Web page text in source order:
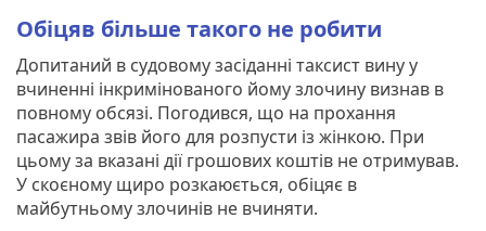
Обіцяв більше такого не робити
Допитаний в судовому засіданні таксист вину у
вчиненні інкримінованого йому злочину визнав в
повному обсязі. Погодився, що на прохання
пасажира звів його для розпусти із жінкою. При
цьому за вказані дії грошових коштів не отримував.
У скоєному щиро розкаюється, обіцяє в
майбутньому злочинів не вчиняти.